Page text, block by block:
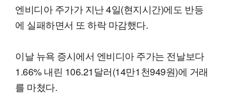
엔비디아 주가가 지난 4일(현지시간)에도 반등
에 실패하면서 또 하락 마감했다.
이날 뉴욕 증시에서 엔비디아 주가는 전날보다
1.66% 내린 106.21달러(14만1천949원)에 거래
를 마쳤다.